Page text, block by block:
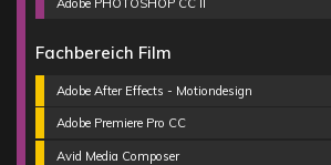
Adobe PHOTOSHOP CC II
Fachbereich Film
Adobe After Effects - Motiondesign
Adobe Premiere Pro CC
Avid Media Composer